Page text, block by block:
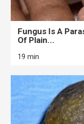
Fungus Is A
Of Plain...
19 min